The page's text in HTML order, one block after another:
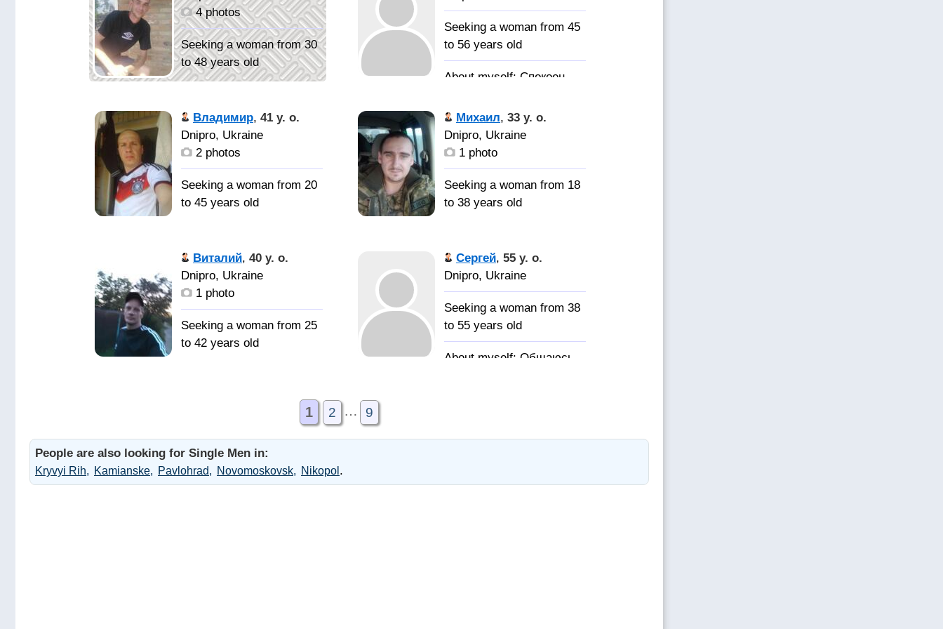
отношений и созданию
семьи.
(собак), поездки на
мотоцыкле, природу.
4 photos
Seeking a woman from 30
to 48 years old
курю и очень одинок!
Seeking a woman from 45
to 56 years old
Спокоен
Одинокую
женщину.
Владимир, 41 y. o.
Dnipro, Ukraine
2 photos
Seeking a woman from 20
to 45 years old
ДЛЯ СЕРЬЕЗНЫХ
ОТНОШЕНИЙ
Михаил, 33 y. o.
Dnipro, Ukraine
1 photo
Seeking a woman from 18
to 38 years old
и верную жену
Виталий, 40 y. o.
Dnipro, Ukraine
1 photo
Seeking a woman from 25
to 42 years old
Любимую
Сергей, 55 y. o.
Dnipro, Ukraine
Seeking a woman from 38
to 55 years old
Общаюсь.
1 2 … 9
People are also looking for Single Men in:
Kryvyi Rih Kamianske Pavlohrad Novomoskovsk Nikopol .